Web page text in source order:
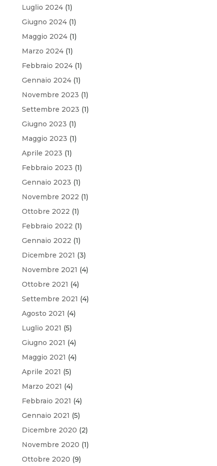
Luglio 2024(1)
Giugno 2024(1)
Maggio 2024(1)
Marzo 2024(1)
Febbraio 2024(1)
Gennaio 2024(1)
Novembre 2023 (1)
Settembre 2023 (1)
Giugno 2023 (1)
Maggio 2023 (1)
Aprile 2023 (1)
Febbraio 2023 (1)
Gennaio 2023 (1)
Novembre 2022 (1)
Ottobre 2022 (1)
Febbraio 2022 (1)
Gennaio 2022 (1)
Dicembre 2021 (3)
Novembre 2021 (4)
Ottobre 2021 (4)
Settembre 2021 (4)
Agosto 2021 (4)
Luglio 2021 (5)
Giugno 2021 (4)
Maggio 2021 (4)
Aprile 2021 (5)
Marzo 2021 (4)
Febbraio 2021 (4)
Gennaio 2021 (5)
Dicembre 2020 (2)
Novembre 2020 (1)
Ottobre 2020 (9)